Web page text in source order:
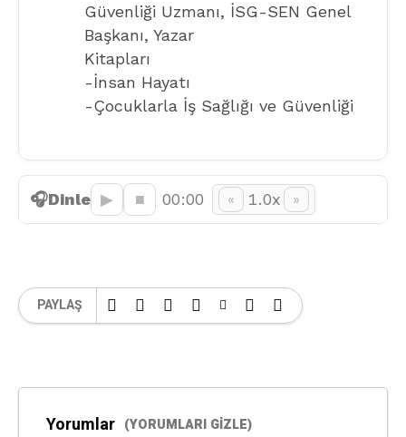
Güvenliği Uzmanı, İSG-SEN Genel
Başkanı, Yazar
Kitapları
-İnsan Hayatı
-Çocuklarla İş Sağlığı ve Güvenliği
🎧Dinle ▶︎ ■ 00:00 « 1.0x »
PAYLAŞ
Yorumlar (YORUMLARI GIZLE)